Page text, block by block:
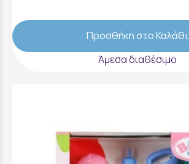
Προσθήκη στο Καλάθι
Άμεσα διαθέσιμο